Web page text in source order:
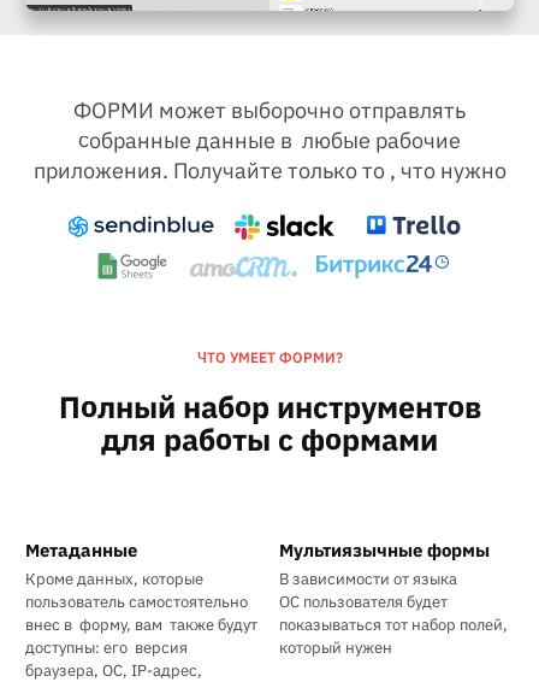
ФОРМИ может выборочно отправлять
собранные данные в любые рабочие
приложения. Получайте только то , что нужно
ЧТО УМЕЕТ ФОРМИ?
Полный набор инструментов
для работы с формами
Метаданные
Кроме данных, которые
пользователь самостоятельно
внес в форму, вам также будут
доступны: его версия
браузера, ОС, IP-адрес,
Мультиязычные формы
В зависимости от языка
ОС пользователя будет
показываться тот набор полей,
который нужен